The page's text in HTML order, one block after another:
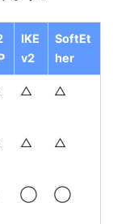
IKE
v2
SoftEt
her
△ △
△ △
◯ ◯